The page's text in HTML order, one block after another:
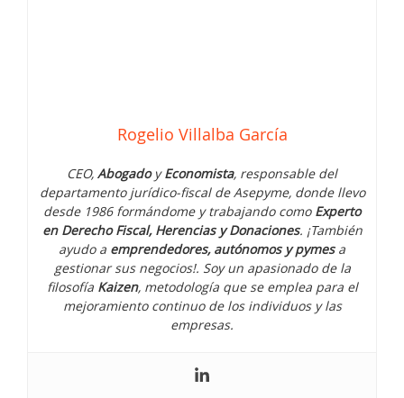
Rogelio Villalba García
CEO, AbogadoyEconomista, responsable del
departamento jurídico-fiscal de Asepyme, donde llevo
desde 1986 formándome y trabajando como Experto
en Derecho Fiscal, Herencias y Donaciones. ¡También
ayudo a emprendedores, autónomos y pymesa
gestionar sus negocios!. Soy un apasionado de la
filosofía Kaizen, metodología que se emplea para el
mejoramiento continuo de los individuos y las
empresas.
¿Qué pasa si el juzgado no me
localiza?